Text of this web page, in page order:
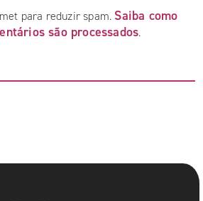
para reduzir spam. Saiba como
são processados.